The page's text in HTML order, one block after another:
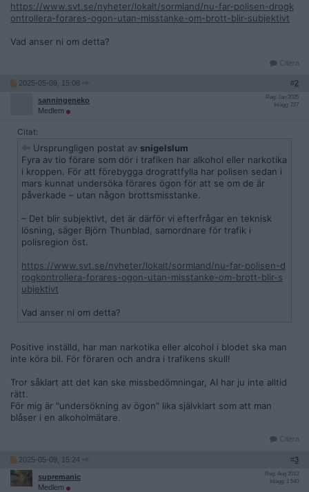
https://www.svt.se/nyheter/lokalt/sormland/nu-far-polisen-drogk
ontrollera-forares-ogon-utan-misstanke-om-brott-blir-subjektivt
Vad anser ni om detta?
Citera
2025-05-09, 15:08 #2
sanningeneko
Medlem
Reg: Jan 2025
Inlägg: 227
Citat:
Ursprungligen postat av snigelslum
Fyra av tio förare som dör i trafiken har alkohol eller narkotika
i kroppen. För att förebygga drograttfylla har polisen sedan i
mars kunnat undersöka förares ögon för att se om de är
påverkade – utan någon brottsmisstanke.
– Det blir subjektivt, det är därför vi efterfrågar en teknisk
lösning, säger Björn Thunblad, samordnare för trafik i
polisregion öst.
https://www.svt.se/nyheter/lokalt/sormland/nu-far-polisen-d
rogkontrollera-forares-ogon-utan-misstanke-om-brott-blir-s
ubjektivt
Vad anser ni om detta?
Positive inställd, har man narkotika eller alcohol i blodet ska man
inte köra bil. För föraren och andra i trafikens skull!
Tror såklart att det kan ske missbedömningar, AI har ju inte alltid
rätt.
För mig är "undersökning av ögon" lika självklart som att man
blåser i en alkoholmätare.
Citera
2025-05-09, 15:24 #3
supremanic
Medlem
Reg: Aug 2013
Inlägg: 1 540